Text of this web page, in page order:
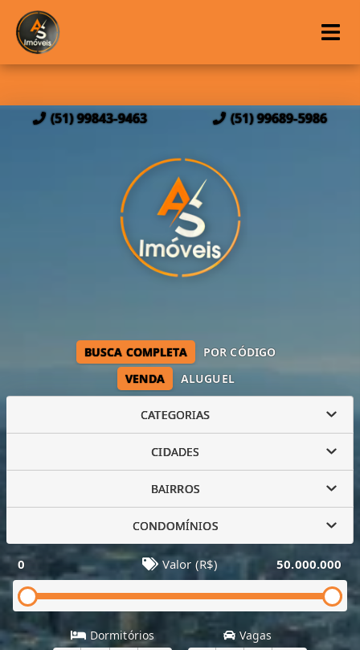
(51) 99843-9463 (51) 99689-5986
VENDA ALUGUEL
BUSCA COMPLETA POR CÓDIGO
CATEGORIAS
CIDADES
BAIRROS
CONDOMÍNIOS
0 Valor (R$) 50.000.000
Dormitórios Vagas